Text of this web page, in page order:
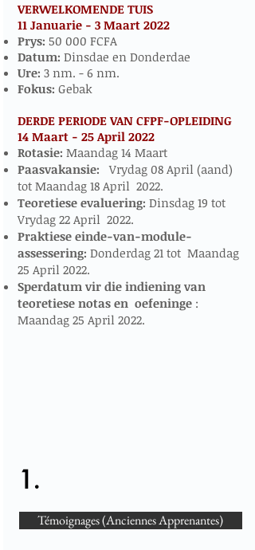
VERWELKOMENDE TUIS
11 Januarie - 3 Maart 2022​
Prys: 50 000 FCFA
Datum: Dinsdae en Donderdae
Ure: 3 nm. - 6 nm.
Fokus: Gebak
DERDE PERIODE VAN CFPF-OPLEIDING
14 Maart - 25 April 2022​​​
Rotasie: Maandag 14 Maart
Paasvakansie: Vrydag 08 April (aand)
tot Maandag 18 April 2022.
Teoretiese evaluering: Dinsdag 19 tot
Vrydag 22 April 2022.
Praktiese einde-van-module-
assessering: Donderdag 21 tot Maandag
25 April 2022.
Sperdatum vir die indiening van
teoretiese notas en oefeninge:
Maandag 25 April 2022.
1.
Témoignages (Anciennes Apprenantes)